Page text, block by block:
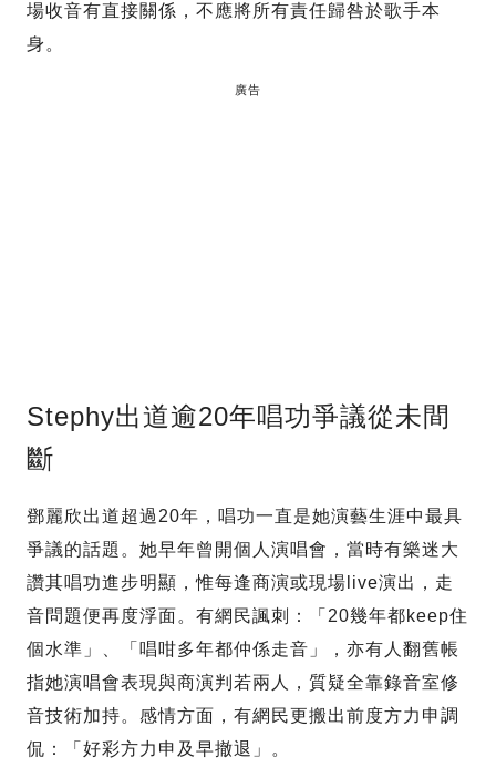
場收音有直接關係，不應將所有責任歸咎於歌手本
身。
廣告
Stephy出道逾20年唱功爭議從未間
斷
鄧麗欣出道超過20年，唱功一直是她演藝生涯中最具
爭議的話題。她早年曾開個人演唱會，當時有樂迷大
讚其唱功進步明顯，惟每逢商演或現場live演出，走
音問題便再度浮面。有網民諷刺：「20幾年都keep住
個水準」、「唱咁多年都仲係走音」，亦有人翻舊帳
指她演唱會表現與商演判若兩人，質疑全靠錄音室修
音技術加持。感情方面，有網民更搬出前度方力申調
侃：「好彩方力申及早撤退」。